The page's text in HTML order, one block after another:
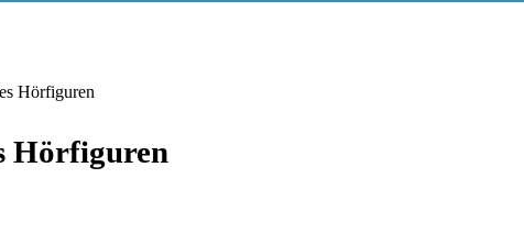
Hörfiguren
Hörfiguren